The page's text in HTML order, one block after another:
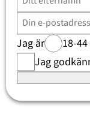
Jag är 18-
Jag